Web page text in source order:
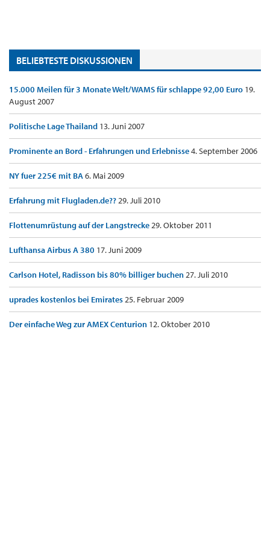
BELIEBTESTE DISKUSSIONEN
15.000 Meilen für 3 Monate Welt/WAMS für schlappe 92,00 Euro 19.
August 2007
Politische Lage Thailand 13. Juni 2007
Prominente an Bord - Erfahrungen und Erlebnisse4. September 2006
NY fuer 225€ mit BA6. Mai 2009
Erfahrung mit Flugladen.de??29. Juli 2010
Flottenumrüstung auf der Langstrecke29. Oktober 2011
Lufthansa Airbus A 380 17. Juni 2009
Carlson Hotel, Radisson bis 80% billiger buchen27. Juli 2010
uprades kostenlos bei Emirates25. Februar 2009
Der einfache Weg zur AMEX Centurion 12. Oktober 2010